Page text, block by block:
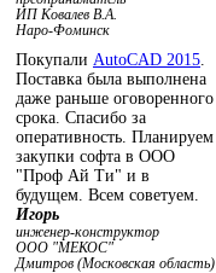
ИП Ковалев В.А.
Наро-Фоминск
Покупали AutoCAD 2015
Поставка была выполнена
даже раньше оговоренного
срока. Спасибо за
оперативность. Планируем
закупки софта в ООО
"Проф Ай Ти" и в
будущем. Всем советуем.
Игорь
инженер-конструктор
ООО "МЕКОС"
Дмитров (Московская область)